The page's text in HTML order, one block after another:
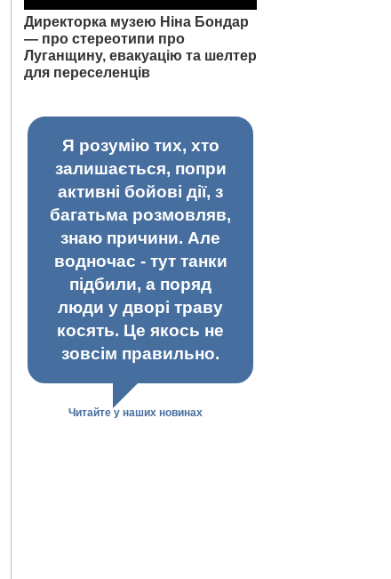
Директорка музею Ніна Бондар
— про стереотипи про
Луганщину, евакуацію та шелтер
для переселенців
Я розумію тих, хто
залишається, попри
активні бойові дії, з
багатьма розмовляв,
знаю причини. Але
водночас - тут танки
підбили, а поряд
люди у дворі траву
косять. Це якось не
зовсім правильно.
Читайте у наших новинах